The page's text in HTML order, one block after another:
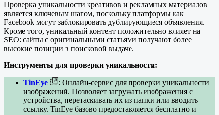
Проверка уникальности креативов и рекламных материалов
является ключевым шагом, поскольку платформы как
Facebook могут заблокировать дублирующиеся объявления.
Кроме того, уникальный контент положительно влияет на
SEO: сайты с оригинальными статьями получают более
высокие позиции в поисковой выдаче.
Инструменты для проверки уникальности:
TinEye
: Онлайн-сервис для проверки уникальности
изображений. Позволяет загружать изображения с
устройства, перетаскивать их из папки или вводить
ссылку. TinEye базово предоставляется бесплатно и